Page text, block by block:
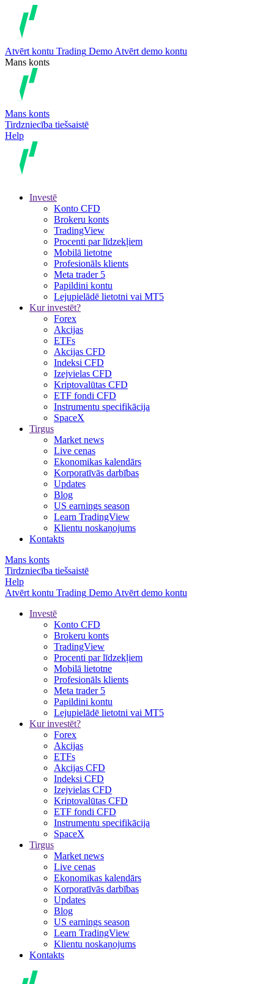
Atvērt kontu Trading Demo Atvērt demo kontu
Mans konts
Mans konts
Tirdzniecība tiešsaistē
Help
Investē
Konto CFD
Brokeru konts
TradingView
Procenti par līdzekļiem
Mobilā lietotne
Profesionāls klients
Meta trader 5
Papildini kontu
Lejupielādē lietotni vai MT5
Kur investēt?
Forex
Akcijas
ETFs
Akcijas CFD
Indeksi CFD
Izejvielas CFD
Kriptovalūtas CFD
ETF fondi CFD
Instrumentu specifikācija
SpaceX
Tirgus
Market news
Live cenas
Ekonomikas kalendārs
Korporatīvās darbības
Updates
Blog
US earnings season
Learn TradingView
Klientu noskaņojums
Kontakts
Mans konts
Tirdzniecība tiešsaistē
Help
Atvērt kontu Trading Demo Atvērt demo kontu
Investē
Konto CFD
Brokeru konts
TradingView
Procenti par līdzekļiem
Mobilā lietotne
Profesionāls klients
Meta trader 5
Papildini kontu
Lejupielādē lietotni vai MT5
Kur investēt?
Forex
Akcijas
ETFs
Akcijas CFD
Indeksi CFD
Izejvielas CFD
Kriptovalūtas CFD
ETF fondi CFD
Instrumentu specifikācija
SpaceX
Tirgus
Market news
Live cenas
Ekonomikas kalendārs
Korporatīvās darbības
Updates
Blog
US earnings season
Learn TradingView
Klientu noskaņojums
Kontakts